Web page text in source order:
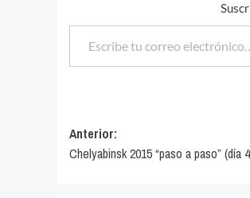
Escribe tu correo electrónico…
Navegación
de
Anterior:
Chelyabinsk 2015 “paso a paso” (día